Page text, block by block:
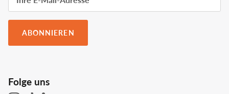
ABONNIEREN
Folge uns